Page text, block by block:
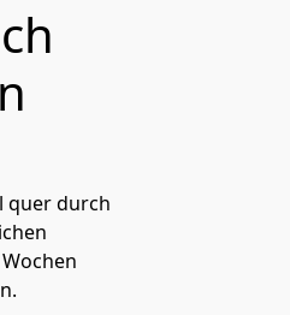
quer durch